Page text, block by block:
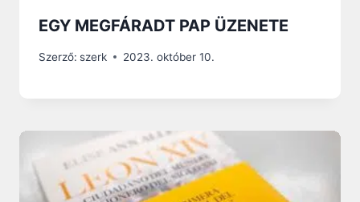
EGY MEGFÁRADT PAP ÜZENETE
Szerző: szerk 2023. október 10.